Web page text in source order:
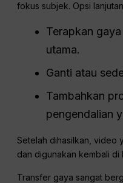
fokus subjek. Opsi
Terapkan
utama.
Ganti atau
Tambahkan
pengendalian
Setelah dihasilkan, video
dan digunakan kembali di
Transfer gaya sangat